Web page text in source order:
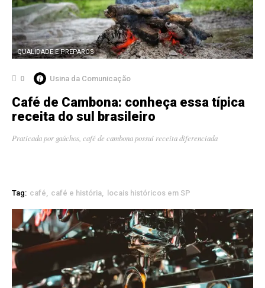
QUALIDADE E PREPAROS
0 Usina da Comunicação
Café de Cambona: conheça essa típica
receita do sul brasileiro
Praticada por gaúchos, café de cambona possui receita diferenciada
Tag: café café e história locais históricos em SP